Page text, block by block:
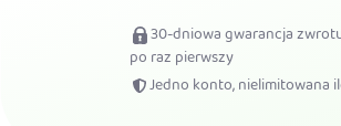
30-dniowa gwarancja
po raz pierwszy
Jedno konto, nielimitowana